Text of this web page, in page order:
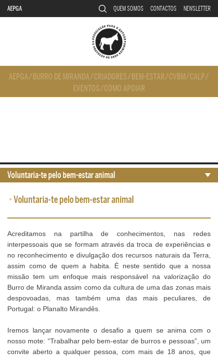
AEPGA QUEM SOMOS CONTACTOS NEWSLETTER
AEPGA/ BURRO DE MIRANDA/CRIADORES/ BEM-ESTAR/CVBM/CALP/
EVENTOS/COMO APOIAR
•Voluntaria-te pelo bem-estar animal
Acreditamos na partilha de conhecimentos, nas redes
interpessoais que se formam através da troca de experiências e
no reconhecimento e divulgação dos recursos naturais da Terra,
assim como de quem a habita. É neste sentido que a nossa
missão tem um enfoque mais responsável na valorização do
Burro de Miranda assim como da cultura de uma das zonas mais
despovoadas, mas também uma das mais peculiares, de
Portugal: o Planalto Mirandês.
Iremos lançar novamente o desafio a quem se anima com o
nosso mote: “Trabalhar pelo bem-estar de burros e pessoas”, um
convite aberto a qualquer pessoa, com mais de 18 anos, que
Voluntaria-te pelo bem-estar animal